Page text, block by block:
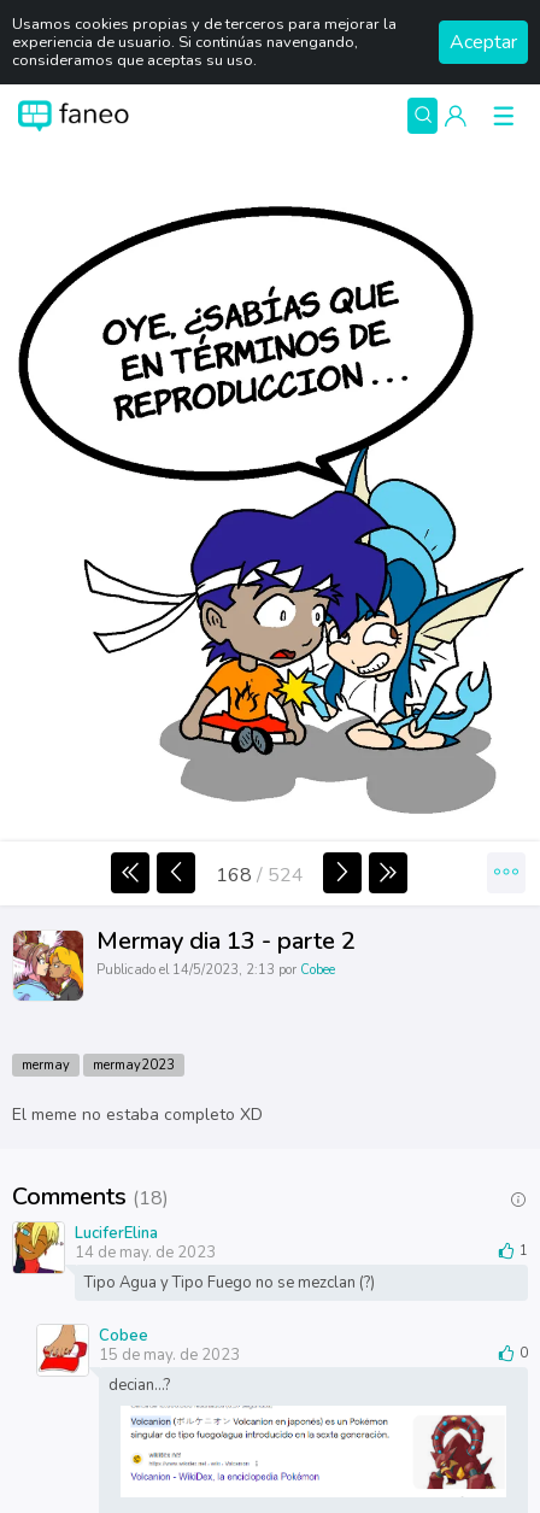
Usamos cookies propias y de terceros para mejorar la
experiencia de usuario. Si continúas navengando,
consideramos que aceptas su uso.
Aceptar
168 / 524
Mermay dia 13 - parte 2
Publicado el 14/5/2023, 2:13 por Cobee
mermay mermay2023
El meme no estaba completo XD
Comments (18)
LuciferElina
14 de may. de 2023
1
Tipo Agua y Tipo Fuego no se mezclan (?)
Cobee
15 de may. de 2023
0
decian...?